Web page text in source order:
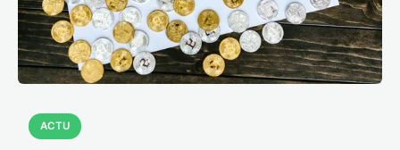
ACTU